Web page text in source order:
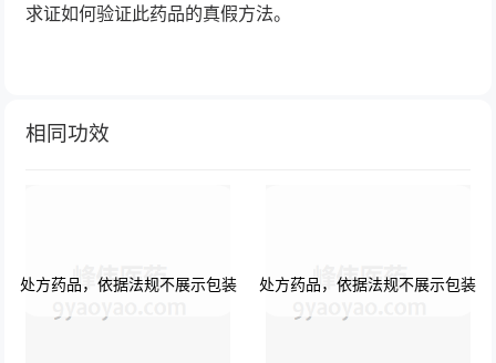
求证如何验证此药品的真假方法。
相同功效